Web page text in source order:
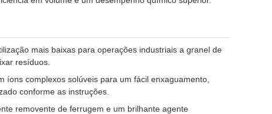
mais baixas para operações industriais a granel de
resíduos.
íons complexos solúveis para um fácil enxaguamento,
conforme as instruções.
removente de ferrugem e um brilhante agente